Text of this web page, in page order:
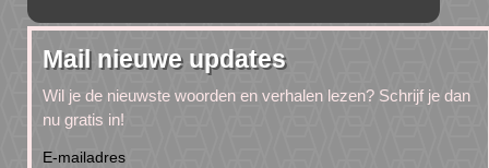
Mail nieuwe updates
Wil je de nieuwste woorden en verhalen lezen? Schrijf je dan
nu gratis in!
E-mailadres